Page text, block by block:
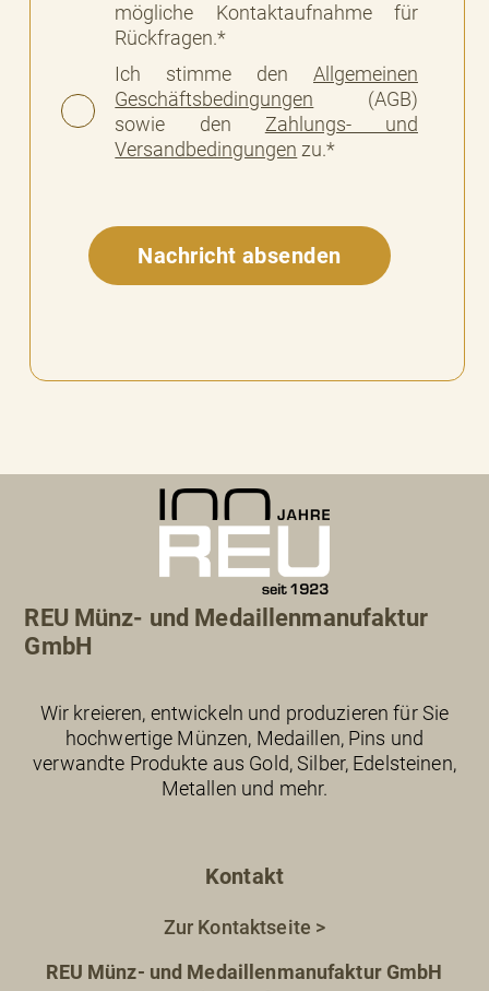
mögliche Kontaktaufnahme für
Rückfragen.*
Ich stimme den Allgemeinen
Geschäftsbedingungen (AGB)
sowie den Zahlungs- und
Versandbedingungen zu.*
REU Münz- und Medaillenmanufaktur
GmbH
Wir kreieren, entwickeln und produzieren für Sie
hochwertige Münzen, Medaillen, Pins und
verwandte Produkte aus Gold, Silber, Edelsteinen,
Metallen und mehr.
Kontakt
Zur Kontaktseite >
REU Münz- und Medaillenmanufaktur GmbH